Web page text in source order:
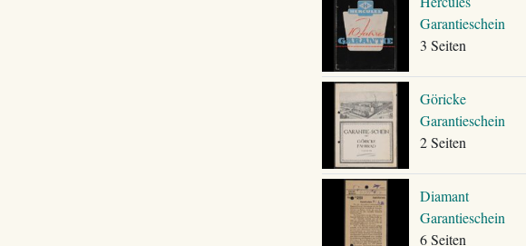
Garantieschein
3 Seiten
Göricke
Garantieschein
2 Seiten
Diamant
Garantieschein
6 Seiten